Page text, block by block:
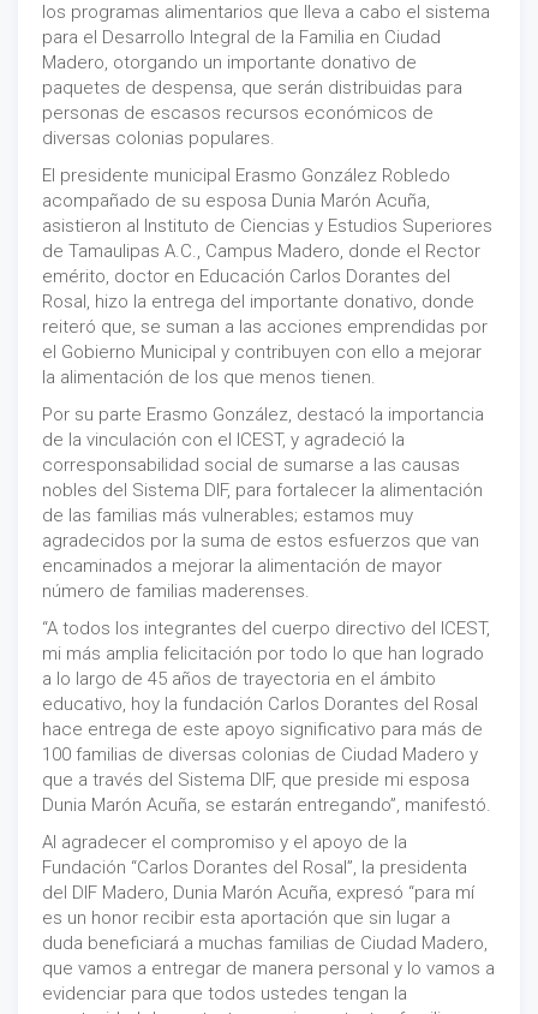
los programas alimentarios que lleva a cabo el sistema
para el Desarrollo Integral de la Familia en Ciudad
Madero, otorgando un importante donativo de
paquetes de despensa, que serán distribuidas para
personas de escasos recursos económicos de
diversas colonias populares.
El presidente municipal Erasmo González Robledo
acompañado de su esposa Dunia Marón Acuña,
asistieron al Instituto de Ciencias y Estudios Superiores
de Tamaulipas A.C., Campus Madero, donde el Rector
emérito, doctor en Educación Carlos Dorantes del
Rosal, hizo la entrega del importante donativo, donde
reiteró que, se suman a las acciones emprendidas por
el Gobierno Municipal y contribuyen con ello a mejorar
la alimentación de los que menos tienen.
Por su parte Erasmo González, destacó la importancia
de la vinculación con el ICEST, y agradeció la
corresponsabilidad social de sumarse a las causas
nobles del Sistema DIF, para fortalecer la alimentación
de las familias más vulnerables; estamos muy
agradecidos por la suma de estos esfuerzos que van
encaminados a mejorar la alimentación de mayor
número de familias maderenses.
“A todos los integrantes del cuerpo directivo del ICEST,
mi más amplia felicitación por todo lo que han logrado
a lo largo de 45 años de trayectoria en el ámbito
educativo, hoy la fundación Carlos Dorantes del Rosal
hace entrega de este apoyo significativo para más de
100 familias de diversas colonias de Ciudad Madero y
que a través del Sistema DIF, que preside mi esposa
Dunia Marón Acuña, se estarán entregando”, manifestó.
Al agradecer el compromiso y el apoyo de la
Fundación “Carlos Dorantes del Rosal”, la presidenta
del DIF Madero, Dunia Marón Acuña, expresó “para mí
es un honor recibir esta aportación que sin lugar a
duda beneficiará a muchas familias de Ciudad Madero,
que vamos a entregar de manera personal y lo vamos a
evidenciar para que todos ustedes tengan la